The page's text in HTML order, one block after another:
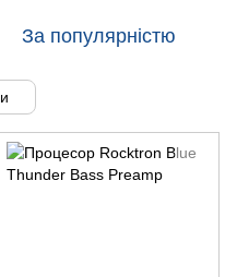
За популярністю